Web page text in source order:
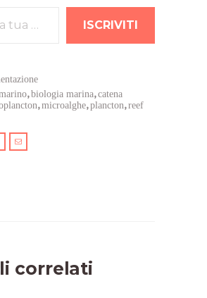
ISCRIVITI
,biologia marina,catena
,microalghe,plancton,reef
correlati